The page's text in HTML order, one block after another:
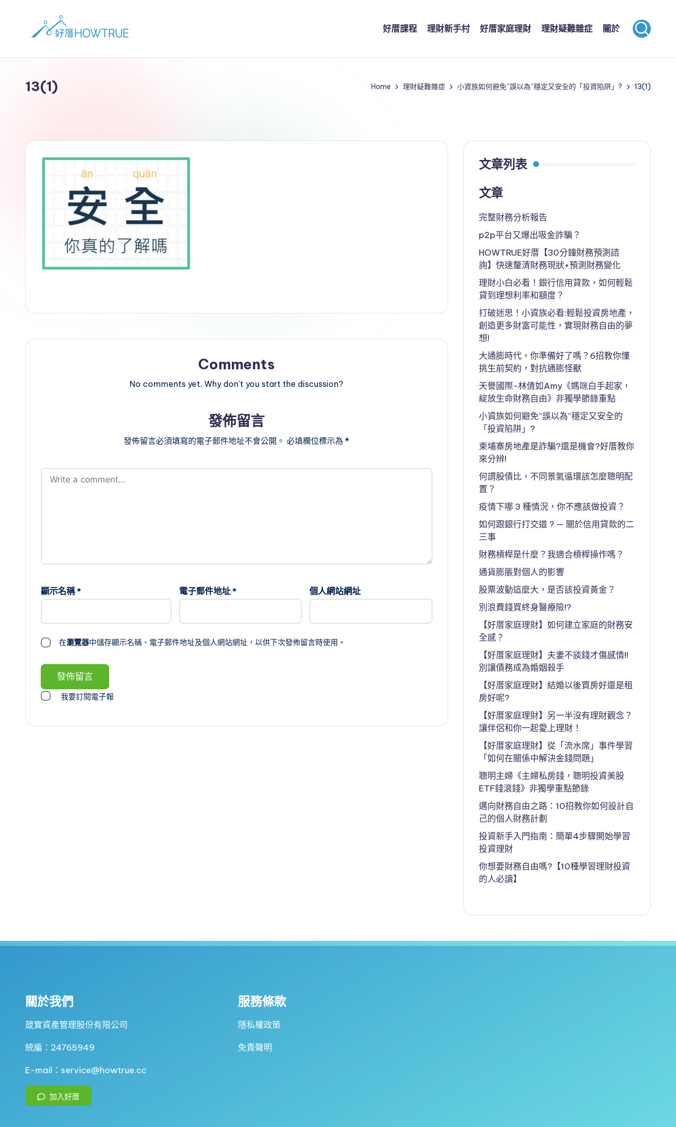
好厝課程 理財新手村 好厝家庭理財 理財疑難雜症 關於
13(1) Home 理財疑難雜症 小資族如何避免”誤以為”穩定又安全的「投資陷阱」? 13(1)
Comments
No comments yet. Why don’t you start the discussion?
發佈留言
發佈留言必須填寫的電子郵件地址不會公開。 必填欄位標示為*
顯示名稱* 電子郵件地址* 個人網站網址
在瀏覽器中儲存顯示名稱、電子郵件地址及個人網站網址，以供下次發佈留言時使用。
我要訂閱電子報
文章列表
文章
完整財務分析報告
p2p平台又爆出吸金詐騙？
HOWTRUE好厝【30分鐘財務預測諮
詢】快速釐清財務現狀+預測財務變化
理財小白必看！銀行信用貸款，如何輕鬆
貸到理想利率和額度？
打破迷思！小資族必看:輕鬆投資房地產，
創造更多財富可能性，實現財務自由的夢
想!
大通膨時代，你準備好了嗎？6招教你懂
挑生前契約，對抗通膨怪獸
天譽國際-林倩如Amy《媽咪白手起家，
綻放生命財務自由》非獨學節錄重點
小資族如何避免”誤以為”穩定又安全的
「投資陷阱」?
柬埔寨房地產是詐騙?還是機會?好厝教你
來分辨!
何謂股債比，不同景氣循環該怎麼聰明配
置？
疫情下哪 3 種情況，你不應該做投資？
如何跟銀行打交道 ? — 關於信用貸款的二
三事
財務槓桿是什麼？我適合槓桿操作嗎？
通貨膨脹對個人的影響
股票波動這麼大，是否該投資黃金？
別浪費錢買終身醫療險!?
【好厝家庭理財】如何建立家庭的財務安
全感？
【好厝家庭理財】夫妻不談錢才傷感情!!
別讓債務成為婚姻殺手
【好厝家庭理財】結婚以後買房好還是租
房好呢?
【好厝家庭理財】另一半沒有理財觀念？
讓伴侶和你一起愛上理財！
【好厝家庭理財】從「流水席」事件學習
「如何在關係中解決金錢問題」
聰明主婦《主婦私房錢，聰明投資美股
ETF錢滾錢》非獨學重點節錄
邁向財務自由之路：10招教你如何設計自
己的個人財務計劃
投資新手入門指南：簡單4步驟開始學習
投資理財
你想要財務自由嗎?【10種學習理財投資
的人必讀】
關於我們
箴實資產管理股份有限公司
統編：24765949
E-mail：service@howtrue.cc
加入好厝
服務條款
隱私權政策
免責聲明